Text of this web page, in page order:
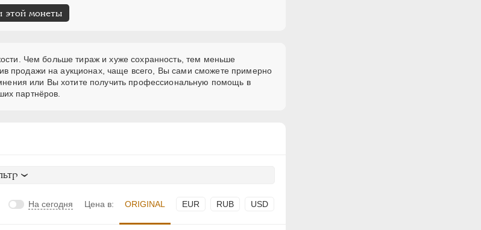
этой монеты
Чем больше тираж и хуже сохранность, тем меньше
продажи на аукционах, чаще всего, Вы сами сможете примерно
или Вы хотите получить профессиональную помощь в
партнёров.
На сегодня Цена в: ORIGINAL EUR RUB USD